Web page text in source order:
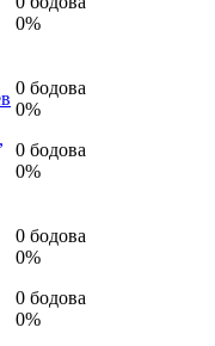
0%
,
0 бодова
0%
0 бодова
0%
0 бодова
0%
0 бодова
0%